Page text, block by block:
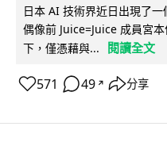
日本 AI 技術界近日出現了
偶像前 Juice=Juice 成員宮
下，僅憑藉與...
閱讀全文
571 49 ↗ 分享